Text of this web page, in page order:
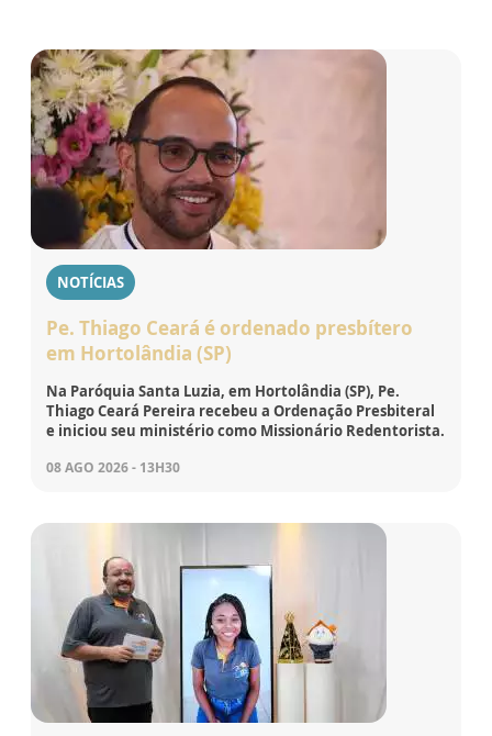
NOTÍCIAS
Pe. Thiago Ceará é ordenado presbítero
em Hortolândia (SP)
Na Paróquia Santa Luzia, em Hortolândia (SP), Pe.
Thiago Ceará Pereira recebeu a Ordenação Presbiteral
e iniciou seu ministério como Missionário Redentorista.
08 AGO 2026 - 13H30